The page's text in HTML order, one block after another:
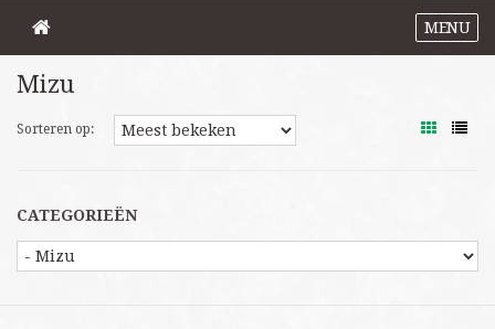
MENU
Mizu
Sorteren op:
CATEGORIEËN